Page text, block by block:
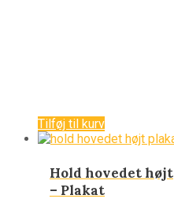
Tilføj til kurv
Hold hovedet højt
– Plakat